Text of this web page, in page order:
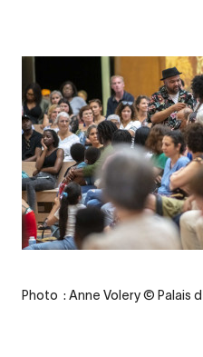
Credit
Photo : Anne Volery © Palais